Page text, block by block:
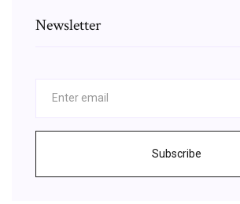
Newsletter
Subscribe